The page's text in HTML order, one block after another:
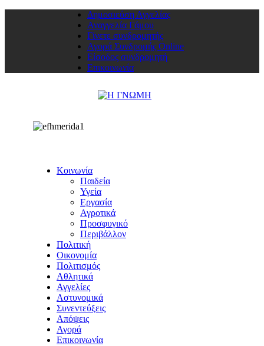
Δημοσιεύση Αγγελίας
Αναγγελία Γάμου
Γίνετε συνδρομητής
Αγορά Συνδρομής Online
Είσοδος συνδρομητή
Επικοινωνία
Κοινωνία
Παιδεία
Υγεία
Εργασία
Αγροτικά
Προσφυγικό
Περιβάλλον
Πολιτική
Οικονομία
Πολιτισμός
Αθλητικά
Αγγελίες
Αστυνομικά
Συνεντεύξεις
Απόψεις
Αγορά
Επικοινωνία